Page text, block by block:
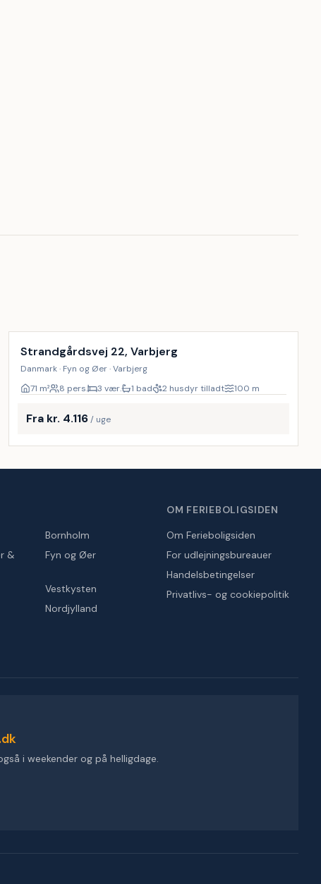
Strandgårdsvej 22, Varbjerg
Danmark · Fyn og Øer · Varbjerg
71 m² 8 pers. 3 vær. 1 bad 2 husdyr tilladt 100 m
Fra kr. 4.116 / uge
Bornholm
&
Fyn og Øer
Vestkysten
Nordjylland
OM FERIEBOLIGSIDEN
Om Ferieboligsiden
For udlejningsbureauer
Handelsbetingelser
Privatlivs- og cookiepolitik
i weekender og på helligdage.